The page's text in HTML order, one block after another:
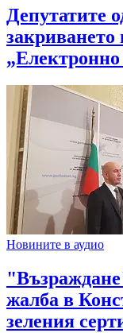
Депутатите
Новините в аудио
жалба в
зеления